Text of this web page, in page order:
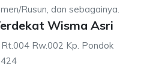
Rusun, dan sebagainya.
Wisma Asri
Rt.004 Rw.002 Kp. Pondok